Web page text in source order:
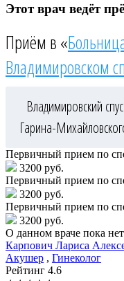
Этот врач ведёт
Приём в «
Владимировском
Владимировский
Гарина-
Первичный прием по
3200 руб.
Первичный прием по
3200 руб.
Первичный прием по
3200 руб.
О данном враче пока
Карпович Лариса
Акушер , Гинеколог
Рейтинг 4.6